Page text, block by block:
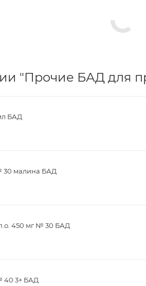
"Прочие БАД для
БАД
30 малина БАД
450 мг № 30 БАД
40 3+ БАД